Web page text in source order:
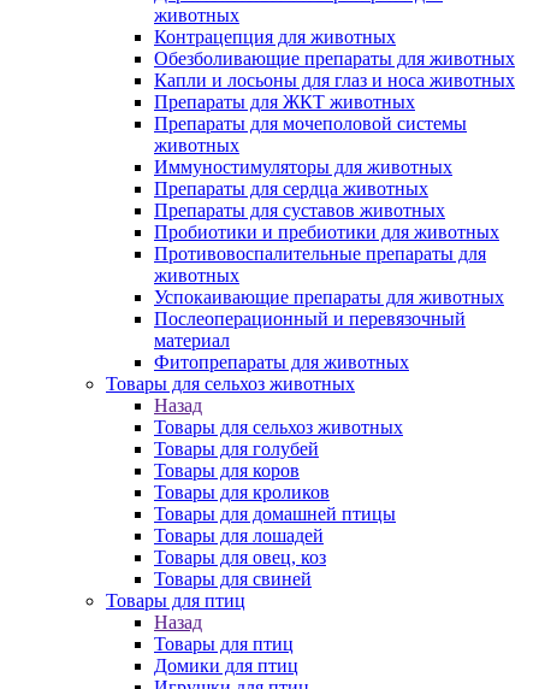
животных
Контрацепция для животных
Обезболивающие препараты для животных
Капли и лосьоны для глаз и носа животных
Препараты для ЖКТ животных
Препараты для мочеполовой системы
животных
Иммуностимуляторы для животных
Препараты для сердца животных
Препараты для суставов животных
Пробиотики и пребиотики для животных
Противовоспалительные препараты для
животных
Успокаивающие препараты для животных
Послеоперационный и перевязочный
материал
Фитопрепараты для животных
Товары для сельхоз животных
Назад
Товары для сельхоз животных
Товары для голубей
Товары для коров
Товары для кроликов
Товары для домашней птицы
Товары для лошадей
Товары для овец, коз
Товары для свиней
Товары для птиц
Назад
Товары для птиц
Домики для птиц